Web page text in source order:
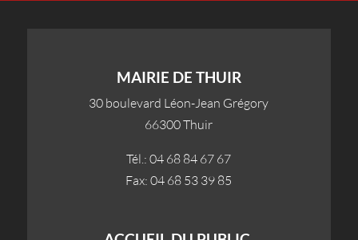
MAIRIE DE THUIR
30 boulevard Léon-Jean Grégory
66300 Thuir
Tél.: 04 68 84 67 67
Fax: 04 68 53 39 85